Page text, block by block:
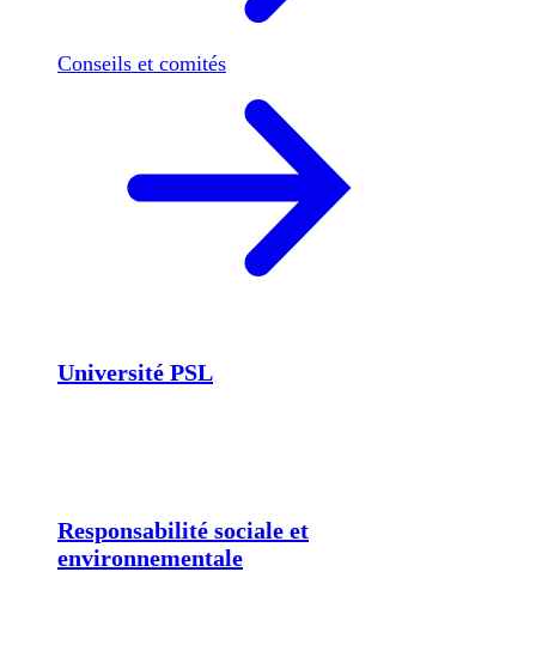
Conseils et comités
Université PSL
Responsabilité sociale et
environnementale